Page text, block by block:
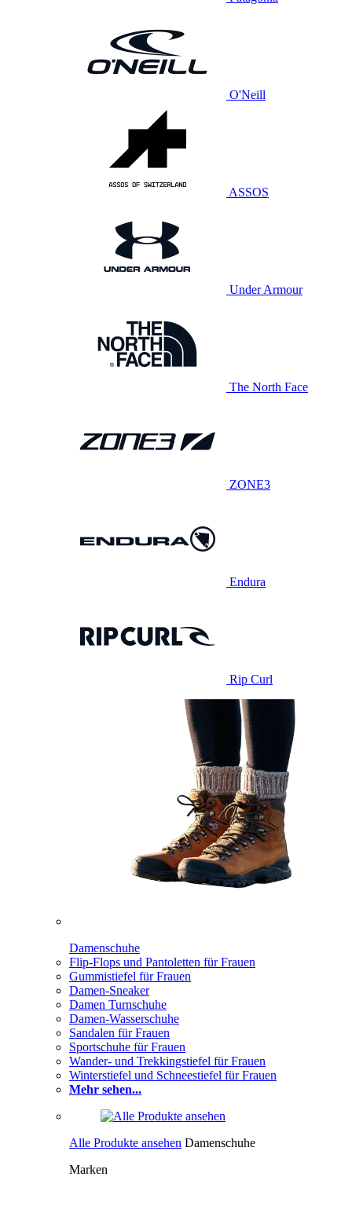
O'Neill
ASSOS
Under Armour
The North Face
ZONE3
Endura
Rip Curl
Damenschuhe
Flip-Flops und Pantoletten für Frauen
Gummistiefel für Frauen
Damen-Sneaker
Damen Turnschuhe
Damen-Wasserschuhe
Sandalen für Frauen
Sportschuhe für Frauen
Wander- und Trekkingstiefel für Frauen
Winterstiefel und Schneestiefel für Frauen
Mehr sehen...
Alle Produkte ansehen Damenschuhe
Marken